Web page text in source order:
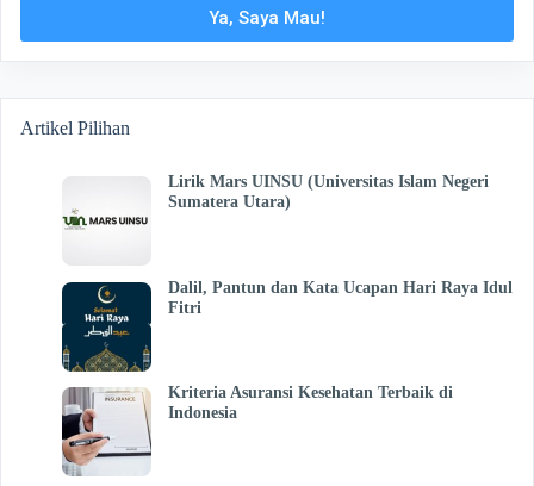
Ya, Saya Mau!
Artikel Pilihan
Lirik Mars UINSU (Universitas Islam Negeri
Sumatera Utara)
Dalil, Pantun dan Kata Ucapan Hari Raya Idul
Fitri
Kriteria Asuransi Kesehatan Terbaik di
Indonesia